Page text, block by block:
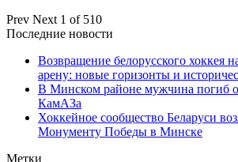
Prev Next 1 of 510
Последние новости
Возвращение белорусского хоккея
арену: новые горизонты и
В Минском районе мужчина погиб
КамАЗа
Хоккейное сообщество Беларуси
Монументу Победы в Минске
Метки